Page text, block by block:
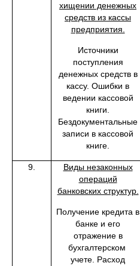
хищении денежных
средств из кассы
предприятия.
Источники
поступления
денежных средств в
кассу. Ошибки в
ведении кассовой
книги.
Бездокументальные
записи в кассовой
книге.
9.
Виды незаконных
операций
банковских структур.
Получение кредита в
банке и его
отражение в
бухгалтерском
учете. Расход